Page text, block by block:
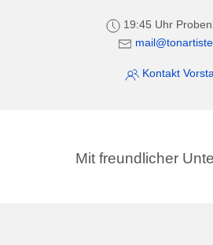
19:45 Uhr
Kontakt
Mit freundlicher